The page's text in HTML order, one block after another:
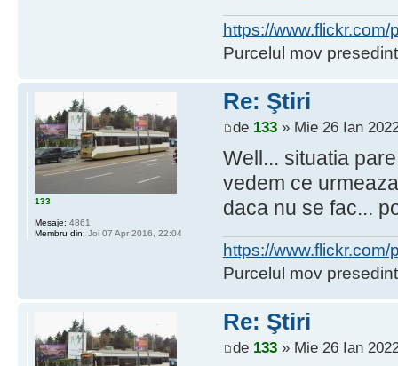
https://
Purcelul mov
Re: Ştiri
de 133» Mie 26 Ian
Well... situatia
vedem ce
daca nu se fac...
https://
Purcelul mov
133
Mesaje: 4861
Membru din: Joi 07 Apr 2016, 22:04
Re: Ştiri
de 133» Mie 26 Ian